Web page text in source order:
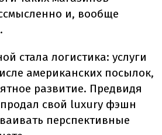
и, вообще
стала логистика: услуги
американских посылок,
развитие. Предвидя
свой luxury фэшн
перспективные